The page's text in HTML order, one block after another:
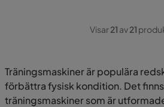
Visar21 av21
Träningsmaskiner är populära
förbättra fysisk kondition. Det
träningsmaskiner som är